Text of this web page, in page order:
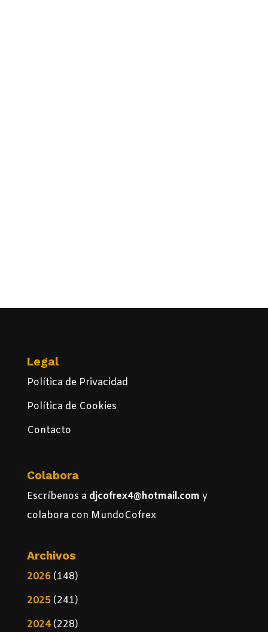
Legal
Política de Privacidad
Política de Cookies
Contacto
Colabora
Escríbenos a djcofrex4@hotmail.com y
colabora con MundoCofrex
Archivos
2026(148)
2025(241)
2024(228)